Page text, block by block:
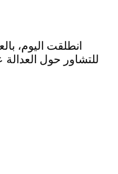
انطلقت اليوم،
للتشاور حول